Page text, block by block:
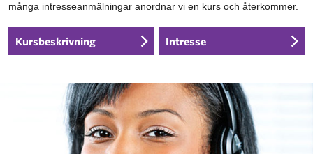
många intresseanmälningar anordnar vi en kurs och återkommer.
Kursbeskrivning Intresse